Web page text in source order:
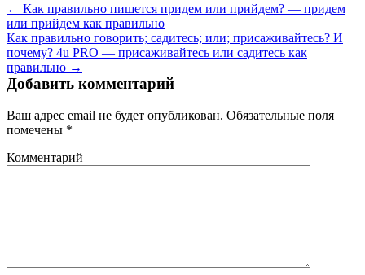
← Как правильно пишется придем или прийдем? — придем
или прийдем как правильно
Как правильно говорить; садитесь; или; присаживайтесь? И
почему? 4u PRO — присаживайтесь или садитесь как
правильно →
Добавить комментарий
Ваш адрес email не будет опубликован. Обязательные поля
помечены *
Комментарий